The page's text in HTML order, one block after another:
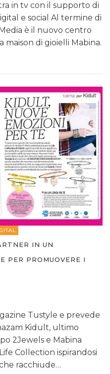
in tv con il supporto di
e social Al termine di
è il nuovo centro
di gioielli Mabina.
IN UN
PER PROMUOVERE I
Tustyle e prevede
Kidult, ultimo
2Jewels e Mabina
Collection ispirandosi
racchiude…